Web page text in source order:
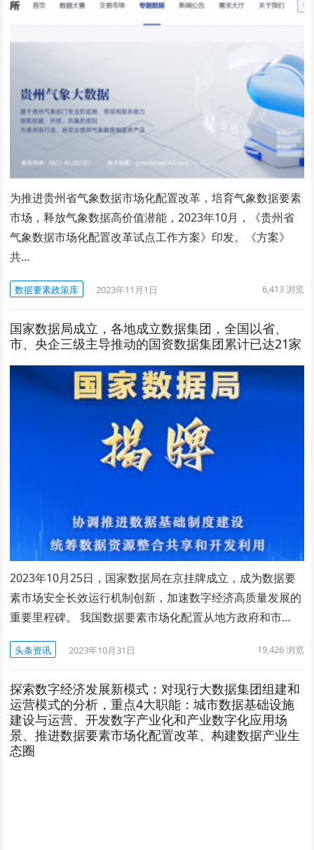
为推进贵州省气象数据市场化配置改革，培育气象数据要素
市场，释放气象数据高价值潜能，2023年10月，《贵州省
气象数据市场化配置改革试点工作方案》印发。《方案》
共…
数据要素政策库 2023年11月1日 6,413浏览
国家数据局成立，各地成立数据集团，全国以省、
市、央企三级主导推动的国资数据集团累计已达21家
2023年10月25日，国家数据局在京挂牌成立，成为数据要
素市场安全长效运行机制创新，加速数字经济高质量发展的
重要里程碑。 我国数据要素市场化配置从地方政府和市…
头条资讯 2023年10月31日 19,426浏览
探索数字经济发展新模式：对现行大数据集团组建和
运营模式的分析，重点4大职能：城市数据基础设施
建设与运营、开发数字产业化和产业数字化应用场
景、推进数据要素市场化配置改革、构建数据产业生
态圈